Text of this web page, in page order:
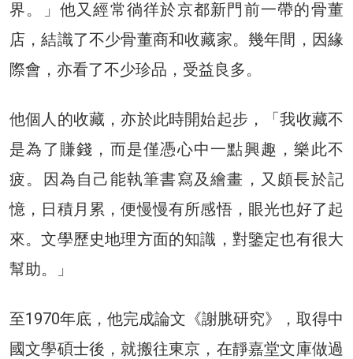
界。」他又經常徜徉於京都新門前一帶的骨董
店，結識了不少骨董商和收藏家。幾年間，因緣
際會，亦看了不少珍品，受益良多。
他個人的收藏，亦於此時開始起步，「我收藏不
是為了賺錢，而是僅憑心中一點興趣，樂此不
疲。因為自己能執筆書寫及繪畫，又頗長於記
憶，日積月累，便慢慢有所感悟，眼光也好了起
來。文學歷史地理方面的知識，對鑒定也有很大
幫助。」
至1970年底，他完成論文《謝脁研究》，取得中
國文學碩士後，就搬往東京，在靜嘉堂文庫做過